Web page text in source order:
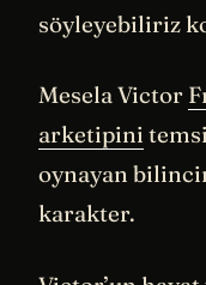
söyleyebiliriz
Mesela Victor
arketipini
oynayan
karakter.